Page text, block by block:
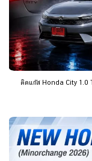
ติดแก๊ส Honda City 1.0